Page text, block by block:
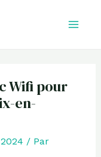
Wifi pour
en-
/ Par